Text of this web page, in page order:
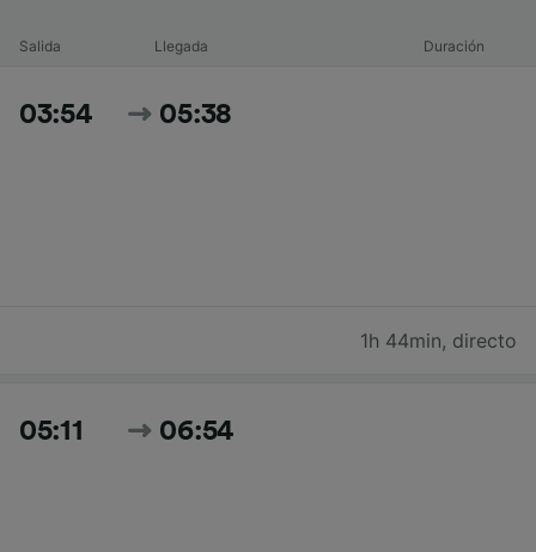
Salida Llegada Duración
03:54 05:38
1h 44min, directo
05:11 06:54